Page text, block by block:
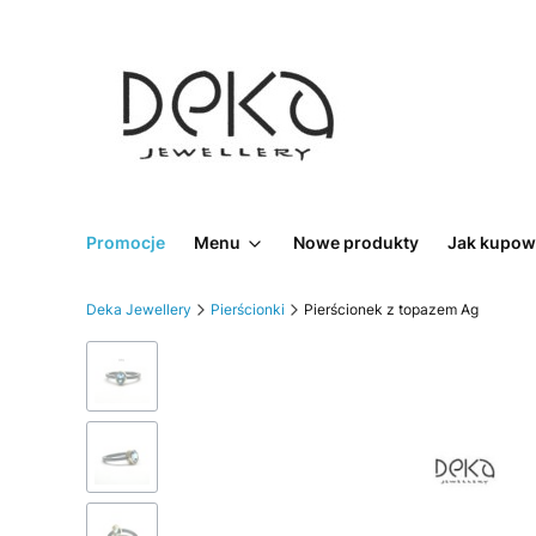
Promocje Menu Nowe produkty Jak
Deka Jewellery Pierścionki Pierścionek z topazem Ag